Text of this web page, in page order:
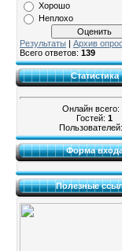
Хорошо
Неплохо
Результаты | Архив
Всего ответов: 139
Статистика
Онлайн всего:
Гостей: 1
Пользователей:
Форма
Полезные